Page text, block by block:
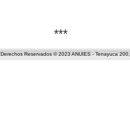
***
Derechos Reservados © 2023 ANUIES - Tenayuca